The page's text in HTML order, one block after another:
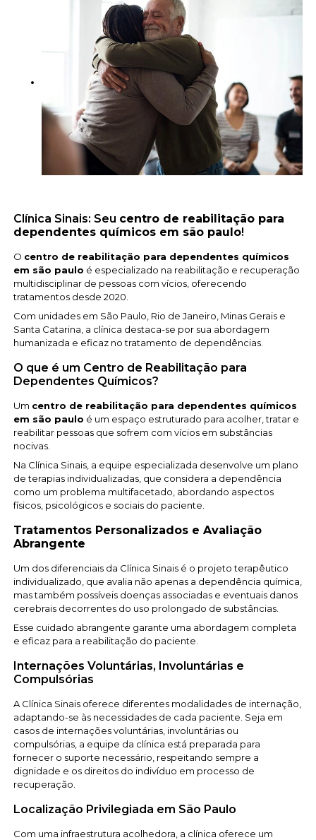
Clínica Sinais: Seu centro de reabilitação para
dependentes químicos em são paulo!
O centro de reabilitação para dependentes químicos
em são paulo é especializado na reabilitação e recuperação
multidisciplinar de pessoas com vícios, oferecendo
tratamentos desde 2020.
Com unidades em São Paulo, Rio de Janeiro, Minas Gerais e
Santa Catarina, a clínica destaca-se por sua abordagem
humanizada e eficaz no tratamento de dependências.
O que é um Centro de Reabilitação para
Dependentes Químicos?
Um centro de reabilitação para dependentes químicos
em são paulo é um espaço estruturado para acolher, tratar e
reabilitar pessoas que sofrem com vícios em substâncias
nocivas.
Na Clínica Sinais, a equipe especializada desenvolve um plano
de terapias individualizadas, que considera a dependência
como um problema multifacetado, abordando aspectos
físicos, psicológicos e sociais do paciente.
Tratamentos Personalizados e Avaliação
Abrangente
Um dos diferenciais da Clínica Sinais é o projeto terapêutico
individualizado, que avalia não apenas a dependência química,
mas também possíveis doenças associadas e eventuais danos
cerebrais decorrentes do uso prolongado de substâncias.
Esse cuidado abrangente garante uma abordagem completa
e eficaz para a reabilitação do paciente.
Internações Voluntárias, Involuntárias e
Compulsórias
A Clínica Sinais oferece diferentes modalidades de internação,
adaptando-se às necessidades de cada paciente. Seja em
casos de internações voluntárias, involuntárias ou
compulsórias, a equipe da clínica está preparada para
fornecer o suporte necessário, respeitando sempre a
dignidade e os direitos do indivíduo em processo de
recuperação.
Localização Privilegiada em São Paulo
Com uma infraestrutura acolhedora, a clínica oferece um